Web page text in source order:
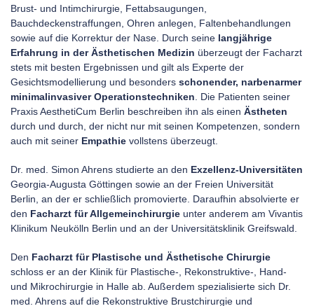
Brust- und Intimchirurgie, Fettabsaugungen,
Bauchdeckenstraffungen, Ohren anlegen, Faltenbehandlungen
sowie auf die Korrektur der Nase. Durch seine langjährige
Erfahrung in der Ästhetischen Medizin überzeugt der Facharzt
stets mit besten Ergebnissen und gilt als Experte der
Gesichtsmodellierung und besonders schonender, narbenarmer
minimalinvasiver Operationstechniken . Die Patienten seiner
Praxis AesthetiCum Berlin beschreiben ihn als einen Ästheten
durch und durch, der nicht nur mit seinen Kompetenzen, sondern
auch mit seiner Empathie vollstens überzeugt.
Dr. med. Simon Ahrens studierte an den Exzellenz-Universitäten
Georgia-Augusta Göttingen sowie an der Freien Universität
Berlin, an der er schließlich promovierte. Daraufhin absolvierte er
den Facharzt für Allgemeinchirurgie unter anderem am Vivantis
Klinikum Neukölln Berlin und an der Universitätsklinik Greifswald.
Den Facharzt für Plastische und Ästhetische Chirurgie
schloss er an der Klinik für Plastische-, Rekonstruktive-, Hand-
und Mikrochirurgie in Halle ab. Außerdem spezialisierte sich Dr.
med. Ahrens auf die Rekonstruktive Brustchirurgie und